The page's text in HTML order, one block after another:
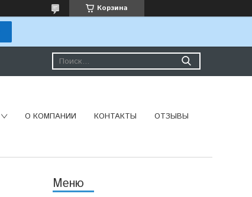
Корзина
О КОМПАНИИ КОНТАКТЫ ОТЗЫВЫ